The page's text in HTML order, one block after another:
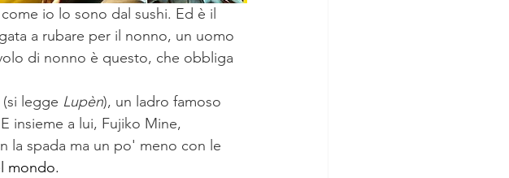
io lo sono dal sushi. Ed è il
a rubare per il nonno, un uomo
di nonno è questo, che obbliga
legge Lupèn), un ladro famoso
insieme a lui, Fujiko Mine,
la spada ma un po' meno con le
mondo.